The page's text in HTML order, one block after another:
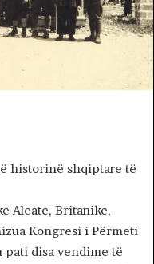
historinë shqiptare të
Aleate, Britanike,
Kongresi i Përmeti
disa vendime të